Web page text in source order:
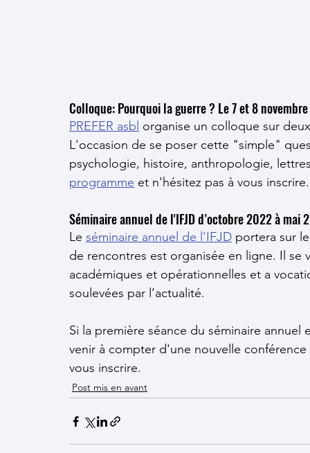
Colloque: Pourquoi la guerre ? Le 7 et 8
PREFER asbl organise un colloque sur
L'occasion de se poser cette "simple"
psychologie, histoire, anthropologie,
programme et n'hésitez pas à vous inscrire.
Séminaire annuel de l'IFJD d’octobre 2022 à mai
Le séminaire annuel de l'IFJD portera sur
de rencontres est organisée en ligne. Il
académiques et opérationnelles et a
soulevées par l’actualité.
Si la première séance du séminaire annuel
venir à compter d'une nouvelle
vous inscrire.
Post mis en avant